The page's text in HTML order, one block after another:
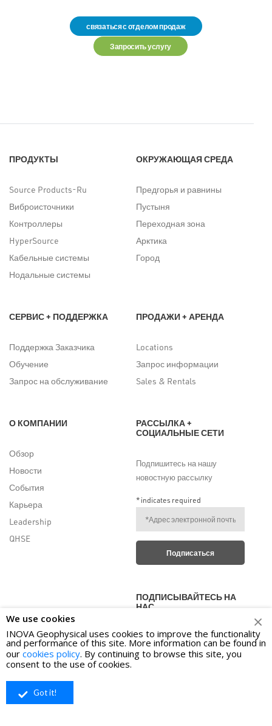
связаться с отделом продаж
Запросить услугу
ПРОДУКТЫ
Source Products-Ru
Виброисточники
Контроллеры
HyperSource
Кабельные системы
Нодальные системы
ОКРУЖАЮЩАЯ СРЕДА
Предгорья и равнины
Пустыня
Переходная зона
Арктика
Город
СЕРВИС + ПОДДЕРЖКА
Поддержка Заказчика
Обучение
Запрос на обслуживание
ПРОДАЖИ + АРЕНДА
Locations
Запрос информации
Sales & Rentals
О КОМПАНИИ
Обзор
Новости
События
Карьера
Leadership
QHSE
РАССЫЛКА +
СОЦИАЛЬНЫЕ СЕТИ
Подпишитесь на нашу
новостную рассылку
*indicates required
ПОДПИСЫВАЙТЕСЬ НА
НАС
We use cookies
INOVA Geophysical uses cookies to improve the functionality
and performance of this site. More information can be found in
our cookies policy. By continuing to browse this site, you
consent to the use of cookies.
Got it!